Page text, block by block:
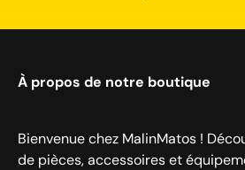
À propos de notre boutique
Bienvenue chez MalinMatos !
de pièces, accessoires et